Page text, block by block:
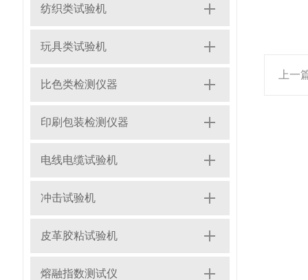
纺织类试验机
玩具类试验机
比色类检测仪器
印刷包装检测仪器
电线电缆试验机
冲击试验机
皮革胶粘试验机
熔融指数测试仪
上一